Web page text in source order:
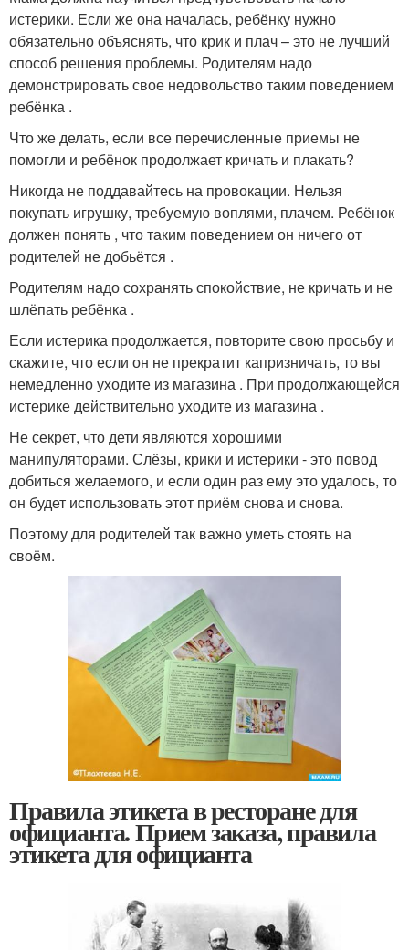
истерики. Если же она началась, ребёнку нужно
обязательно объяснять, что крик и плач – это не лучший
способ решения проблемы. Родителям надо
демонстрировать свое недовольство таким поведением
ребёнка .
Что же делать, если все перечисленные приемы не
помогли и ребёнок продолжает кричать и плакать?
Никогда не поддавайтесь на провокации. Нельзя
покупать игрушку, требуемую воплями, плачем. Ребёнок
должен понять , что таким поведением он ничего от
родителей не добьётся .
Родителям надо сохранять спокойствие, не кричать и не
шлёпать ребёнка .
Если истерика продолжается, повторите свою просьбу и
скажите, что если он не прекратит капризничать, то вы
немедленно уходите из магазина . При продолжающейся
истерике действительно уходите из магазина .
Не секрет, что дети являются хорошими
манипуляторами. Слёзы, крики и истерики - это повод
добиться желаемого, и если один раз ему это удалось, то
он будет использовать этот приём снова и снова.
Поэтому для родителей так важно уметь стоять на
своём.
Правила этикета в ресторане для
официанта. Прием заказа, правила
этикета для официанта